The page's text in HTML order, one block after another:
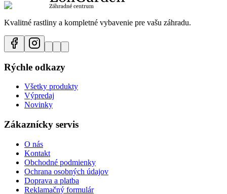
Kvalitné rastliny a kompletné vybavenie pre vašu záhradu.
Rýchle odkazy
Všetky produkty
Výpredaj
Novinky
Zákaznícky servis
O nás
Kontakt
Obchodné podmienky
Ochrana osobných údajov
Doprava a platba
Reklamačný formulár